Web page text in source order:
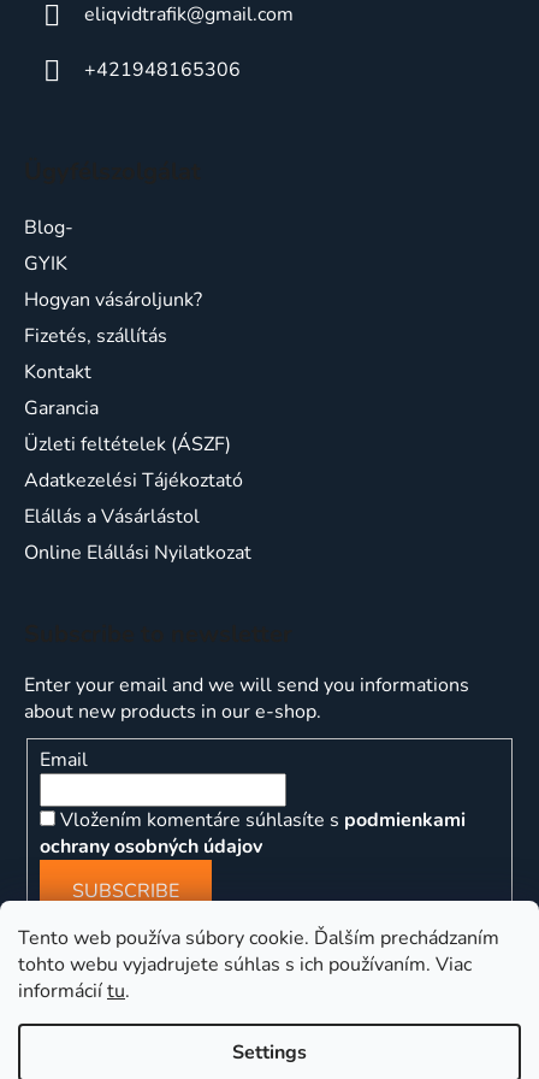
Tento web používa súbory cookie. Ďalším prechádzaním
tohto webu vyjadrujete súhlas s ich používaním. Viac
informáciítu.
Settings
eliqvidtrafik@gmail.com
+421948165306
Blog-
GYIK
Hogyan vásároljunk?
Fizetés, szállítás
Kontakt
Garancia
Üzleti feltételek (ÁSZF)
Adatkezelési Tájékoztató
Elállás a Vásárlástol
Online Elállási Nyilatkozat
Enter your email and we will send you informations
about new products in our e-shop.
Email
Vložením komentáre súhlasíte s podmienkami
ochrany osobných údajov
SUBSCRIBE
ns